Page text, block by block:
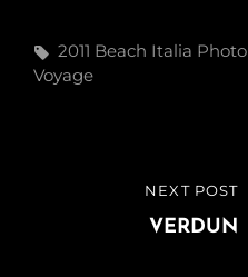
Tags,
2011 Beach Italia Photo
Voyage
navigation
NEXT POST
VERDUN